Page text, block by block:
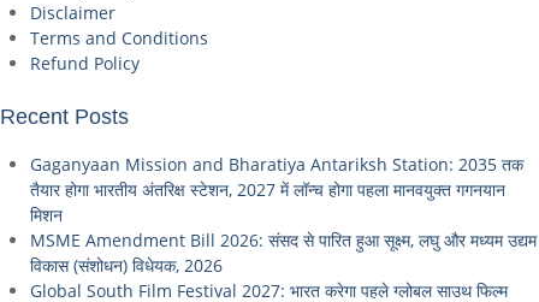
Disclaimer
Terms and Conditions
Refund Policy
Recent Posts
Gaganyaan Mission and Bharatiya Antariksh Station: 2035 तक
तैयार होगा भारतीय अंतरिक्ष स्टेशन, 2027 में लॉन्च होगा पहला मानवयुक्त गगनयान
मिशन
MSME Amendment Bill 2026: संसद से पारित हुआ सूक्ष्म, लघु और मध्यम उद्यम
विकास (संशोधन) विधेयक, 2026
Global South Film Festival 2027: भारत करेगा पहले ग्लोबल साउथ फिल्म